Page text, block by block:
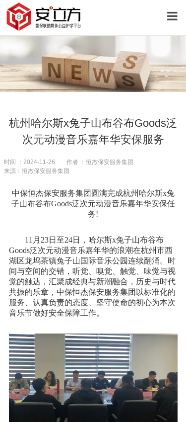
杭州哈尔斯x兔⼦⼭布⾕布Goods泛
次元动漫⾳乐嘉年华安保服务
时间 ：2024-11-26
作者 ：恒杰保安服务集团
来源：恒杰保安服务集团
中保恒杰保安服务集团圆满完成杭州哈尔斯x兔
⼦⼭布⾕布Goods泛次元动漫⾳乐嘉年华安保任
务!
11月23日至24日，哈尔斯x兔子山布谷布
Goods泛次元动漫⾳乐嘉年华的浪潮在杭州市西
湖区龙坞茶镇兔子山国际音乐公园连续翻涌。时
间与空间的交错，听觉、嗅觉、触觉、味觉与视
觉的触达，汇聚成经典与新潮融合，历史与时代
共振的乐章，中保恒杰保安服务集团以标准化的
服务、认真负责的态度、坚守使命的初心为本次
音乐节做好安全保障工作。